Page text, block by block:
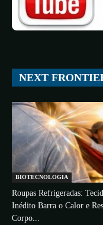
NEXT
BIOTECNOLOGIA
Roupas Refrigeradas:
Inédito Barra o Calor e
Corpo...